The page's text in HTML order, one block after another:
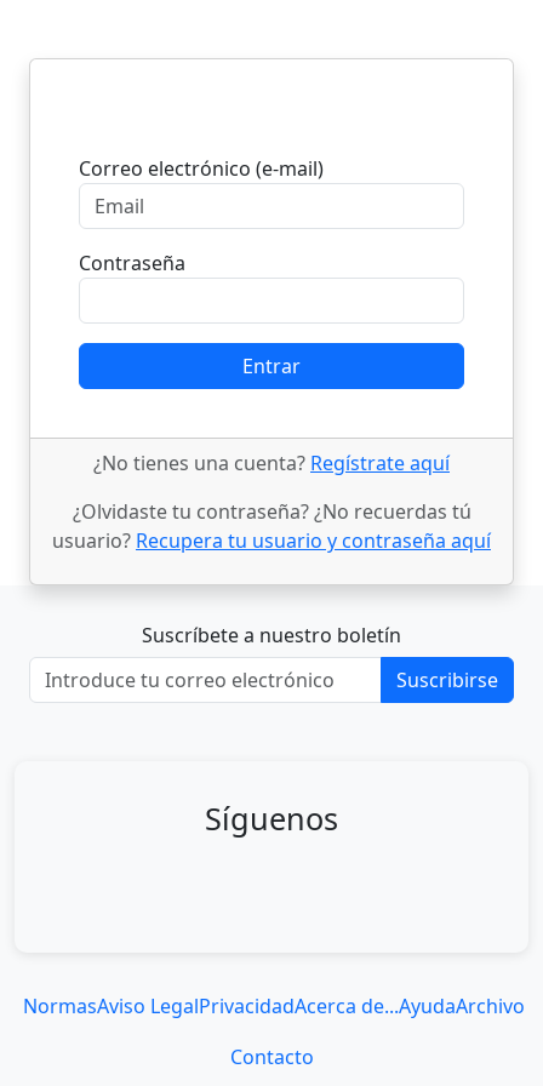
Correo electrónico (e-mail)
Contraseña
Entrar
¿No tienes una cuenta? Regístrate aquí
¿Olvidaste tu contraseña? ¿No recuerdas tú
usuario? Recupera tu usuario y contraseña aquí
Suscríbete a nuestro boletín
Suscribirse
Síguenos
NormasAviso LegalPrivacidadAcerca de...AyudaArchivo
Contacto